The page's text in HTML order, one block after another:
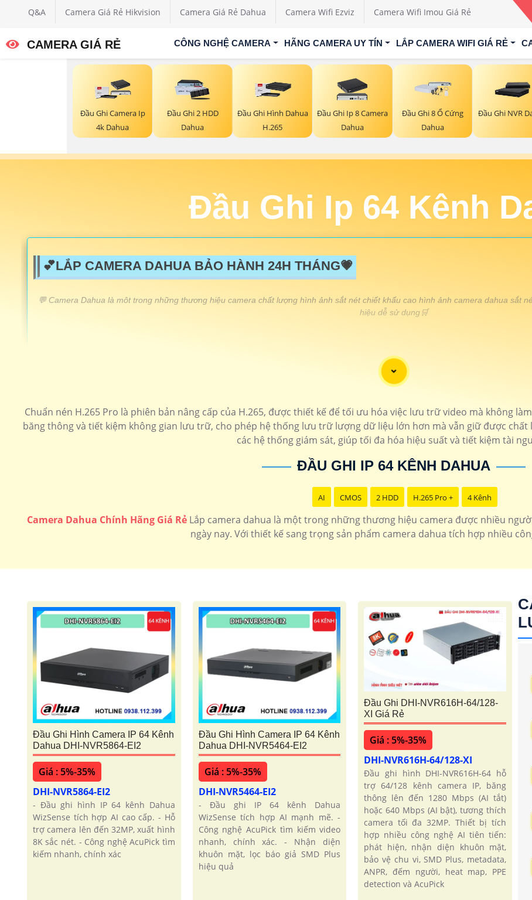
Q&A Camera Giá Rẻ Hikvision Camera Giá Rẻ Dahua Camera Wifi Ezviz Camera Wifi Imou Giá Rẻ
CAMERA GIÁ RẺ CÔNG NGHỆ CAMERA HÃNG CAMERA UY TÍN LẮP CAMERA WIFI GIÁ RẺ
Đầu Ghi Camera Ip
4k Dahua
Đầu Ghi 2 HDD
Dahua
Đầu Ghi Hình Dahua
H.265
Đầu Ghi Ip 8 Camera
Dahua
Đầu Ghi 8 Ổ Cứng
Dahua
Đầu Ghi NVR
Đầu Ghi Ip 64 Kênh
💕LẮP CAMERA DAHUA BẢO HÀNH 24H THÁNG💗
️💬 Camera Dahua là môt trong những thương hiệu camera chất lượng hình ảnh sắt nét chiết khấu cao hình ảnh camera dahua sắt
hiệu dễ sử dụng🛒
🔷330.000 VNĐ
🔊 Camera IP Dahua giá rẻ
120.000 VNĐ Camera Ip hình ảnh FULL HD
🔈 Camera Dahua Công Nghê AI
🔷680.000 VNĐChất lượng full hd báo động
🔷 130.000 VNĐ Camera có màu ban đêm giá rẻ độ
Camera Ip Dahua Camera 4k Dahua camera 2k Dahua Camera Ai dahua Đầu Ghi
'
Chuẩn nén H.265 Pro là phiên bản nâng cấp của H.265, được thiết kế để tối ưu hóa việc lưu trữ video mà không
băng thông và tiết kiệm không gian lưu trữ, cho phép hệ thống lưu trữ lượng dữ liệu lớn hơn mà vẫn giữ được
các hệ thống giám sát, giúp tối đa hóa hiệu suất và tiết kiệm tài
ĐẦU GHI IP 64 KÊNH DAHUA
AI CMOS 2 HDD H.265 Pro + 4 Kênh
Camera Dahua Chính Hãng Giá Rẻ Lắp camera dahua là một trong những thương hiệu camera được nhiều
ngày nay. Với thiết kế sang trọng sản phẩm camera dahua tích hợp nhiều
Đầu Ghi Hình Camera IP 64 Kênh
Dahua DHI-NVR5864-EI2
Giá : 5%-35%
DHI-NVR5864-EI2
- Đầu ghi hình IP 64 kênh Dahua
WizSense tích hợp AI cao cấp. - Hỗ
trợ camera lên đến 32MP, xuất hình
8K sắc nét. - Công nghệ AcuPick tìm
kiếm nhanh, chính xác
Đầu Ghi Hình Camera IP 64 Kênh
Dahua DHI-NVR5464-EI2
Giá : 5%-35%
DHI-NVR5464-EI2
- Đầu ghi IP 64 kênh Dahua
WizSense tích hợp AI mạnh mẽ. -
Công nghệ AcuPick tìm kiếm video
nhanh, chính xác. - Nhận diện
khuôn mặt, lọc báo giả SMD Plus
hiệu quả
Đầu Ghi DHI-NVR616H-64/128-
XI Giá Rẻ
Giá : 5%-35%
DHI-NVR616H-64/128-XI
Đầu ghi hình DHI-NVR616H-64 hỗ
trợ 64/128 kênh camera IP, băng
thông lên đến 1280 Mbps (AI tắt)
hoặc 640 Mbps (AI bật), tương thích
camera tối đa 32MP. Thiết bị tích
hợp nhiều công nghệ AI tiên tiến:
phát hiện, nhận diện khuôn mặt,
bảo vệ chu vi, SMD Plus, metadata,
ANPR, đếm người, heat map, PPE
detection và AcuPick